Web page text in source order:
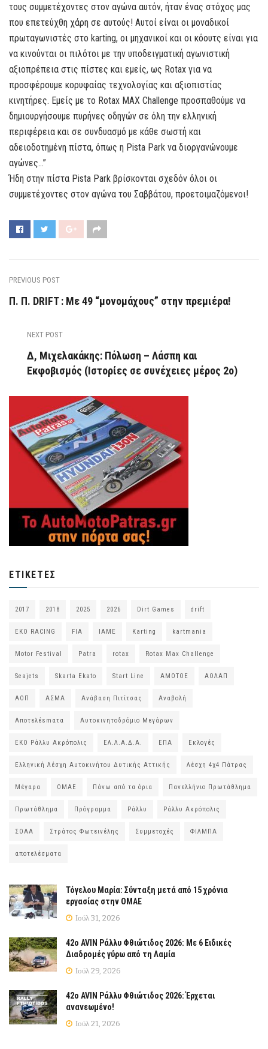
τους συμμετέχοντες στον αγώνα αυτόν, ήταν ένας στόχος μας
που επετεύχθη χάρη σε αυτούς! Αυτοί είναι οι μοναδικοί
πρωταγωνιστές στο karting, οι μηχανικοί και οι κόουτς είναι για
να κινούνται οι πιλότοι με την υποδειγματική αγωνιστική
αξιοπρέπεια στις πίστες και εμείς, ως Rotax για να
προσφέρουμε κορυφαίας τεχνολογίας και αξιοπιστίας
κινητήρες. Εμείς με το Rotax MAX Challenge προσπαθούμε να
δημιουργήσουμε πυρήνες οδηγών σε όλη την ελληνική
περιφέρεια και σε συνδυασμό με κάθε σωστή και
αδειοδοτημένη πίστα, όπως η Pista Park να διοργανώνουμε
αγώνες…”
Ήδη στην πίστα Pista Park βρίσκονται σχεδόν όλοι οι
συμμετέχοντες στον αγώνα του Σαββάτου, προετοιμαζόμενοι!
PREVIOUS POST
Π. Π. DRIFT : Με 49 “μονομάχους” στην πρεμιέρα!
NEXT POST
Δ, Μιχελακάκης: Πόλωση – Λάσπη και
Εκφοβισμός (Ιστορίες σε συνέχειες μέρος 2ο)
ΕΤΙΚΈΤΕΣ
2017 2018 2025 2026 Dirt Games drift
EKO RACING FIA IAME Karting kartmania
Motor Festival Patra rotax Rotax Max Challenge
Seajets Skarta Ekato Start Line ΑΜΟΤΟΕ ΑΟΛΑΠ
ΑΟΠ ΑΣΜΑ Ανάβαση Πιτίτσας Αναβολή
Αποτελέsmατα Αυτοκινητοδρόμιο Μεγάρων
ΕΚΟ Ράλλυ Ακρόπολις ΕΛ.Λ.Α.Δ.Α. ΕΠΑ Εκλογές
Ελληνική Λέσχη Αυτοκινήτου Δυτικής Αττικής Λέσχη 4χ4 Πάτρας
Μέγαρα ΟΜΑΕ Πάνω από τα όρια Πανελλήνιο Πρωτάθλημα
Πρωτάθλημα Πρόγραμμα Ράλλυ Ράλλυ Ακρόπολις
ΣΟΑΑ Στράτος Φωτεινέλης Συμμετοχές ΦΙΛΜΠΑ
αποτελέσματα
Τόγελου Μαρία: Σύνταξη μετά από 15 χρόνια
εργασίας στην ΟΜΑΕ
Ιούλ 31, 2026
42ο AVIN Ράλλυ Φθιώτιδος 2026: Με 6 Ειδικές
Διαδρομές γύρω από τη Λαμία
Ιούλ 29, 2026
42ο AVIN Ράλλυ Φθιώτιδος 2026: Έρχεται
ανανεωμένο!
Ιούλ 21, 2026